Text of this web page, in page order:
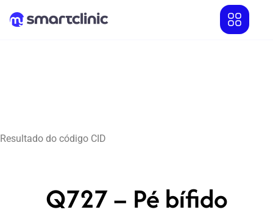
Resultado do código CID
Q727 – Pé bífido